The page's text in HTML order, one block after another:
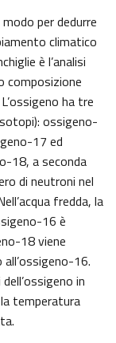
per dedurre
climatico
è l’analisi
composizione
ha tre
ossigeno-
17 ed
18, a seconda
di neutroni nel
fredda, la
16 è
18 viene
16.
in
temperatura